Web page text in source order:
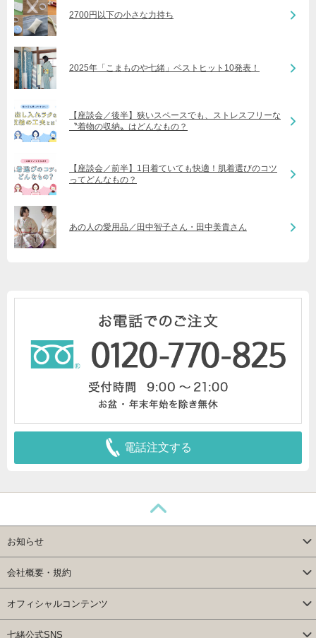
2700円以下の小さな力持ち
2025年「こまものや七緒」ベストヒット10発表！
【座談会／後半】狭いスペースでも、ストレスフリーな
〝着物の収納〟はどんなもの？
【座談会／前半】1日着ていても快適！肌着選びのコツ
ってどんなもの？
あの人の愛用品／田中智子さん・田中美貴さん
電話注文する
お知らせ
会社概要・規約
オフィシャルコンテンツ
七緒公式SNS